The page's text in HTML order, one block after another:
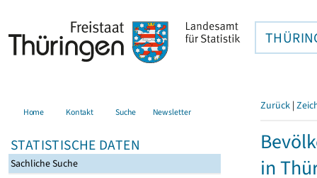
Home Kontakt Suche Newsletter
STATISTISCHE DATEN
Sachliche Suche
Zurück |
in